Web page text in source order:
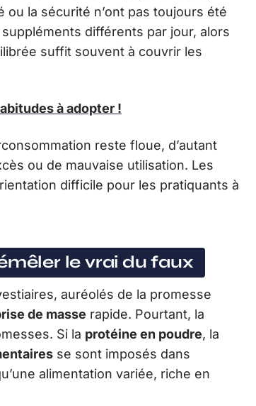
ou la sécurité n’ont pas toujours été
différents par jour, alors
suffit souvent à couvrir les
à adopter !
reste floue, d’autant
ou de mauvaise utilisation. Les
difficile pour les pratiquants à
le vrai du faux
auréolés de la promesse
de masse rapide. Pourtant, la
Si la protéine en poudre, la
se sont imposés dans
alimentation variée, riche en